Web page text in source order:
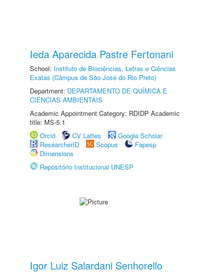
Ieda Aparecida Pastre Fertonani
School: Instituto de Biociências, Letras e Ciências
Exatas (Câmpus de São José do Rio Preto)
Department: DEPARTAMENTO DE QUÍMICA E
CIÊNCIAS AMBIENTAIS
Academic Appointment Category: RDIDP Academic
title: MS-5.1
Orcid
CV Lattes
Google Scholar
ResearcherID
Scopus
Fapesp
Dimensions
Repositório Institucional UNESP
Igor Luiz Salardani Senhorello